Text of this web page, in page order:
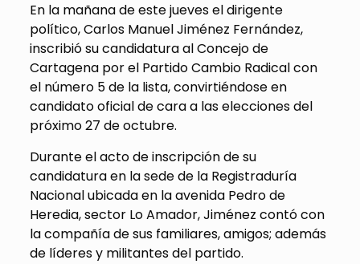
En la mañana de este jueves el dirigente
político, Carlos Manuel Jiménez Fernández,
inscribió su candidatura al Concejo de
Cartagena por el Partido Cambio Radical con
el número 5 de la lista, convirtiéndose en
candidato oficial de cara a las elecciones del
próximo 27 de octubre.
Durante el acto de inscripción de su
candidatura en la sede de la Registraduría
Nacional ubicada en la avenida Pedro de
Heredia, sector Lo Amador, Jiménez contó con
la compañía de sus familiares, amigos; además
de líderes y militantes del partido.